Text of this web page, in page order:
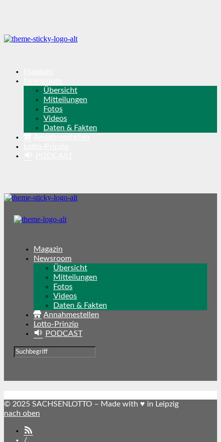
Übersicht
Mitteilungen
Fotos
Videos
Daten & Fakten
Magazin
Newsroom
Übersicht
Mitteilungen
Fotos
Videos
Daten & Fakten
Annahmestellen
Lotto-Prinzip
PODCAST
© 2025 SACHSENLOTTO – Made with ♥ in Leipzig
nach oben
/